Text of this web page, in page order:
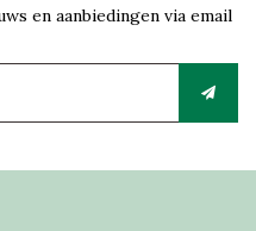
en aanbiedingen via email